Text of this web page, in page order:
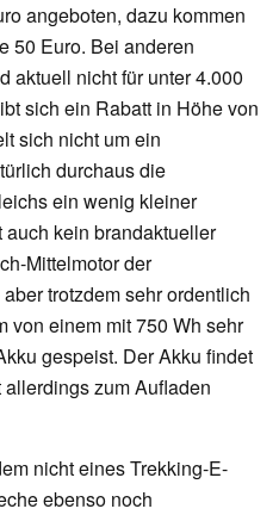
angeboten, dazu kommen
50 Euro. Bei anderen
aktuell nicht für unter 4.000
sich ein Rabatt in Höhe von
sich nicht um ein
durchaus die
ein wenig kleiner
kein brandaktueller
Mittelmotor der
trotzdem sehr ordentlich
von einem mit 750 Wh sehr
gespeist. Der Akku findet
zum Aufladen
nicht eines Trekking-E-
ebenso noch